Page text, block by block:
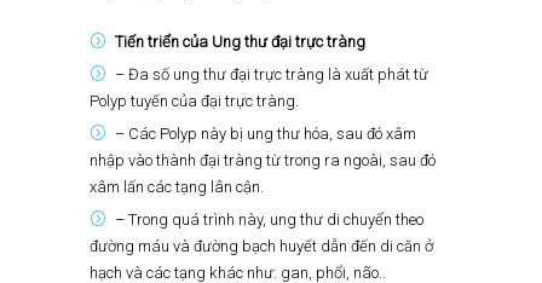
Tiến triển của Ung thư đại trực tràng
– Đa số ung thư đại trực tràng là xuất phát từ
Polyp tuyến của đại trực tràng.
– Các Polyp này bị ung thư hóa, sau đó xâm
nhập vào thành đại tràng từ trong ra ngoài, sau đó
xâm lấn các tạng lân cận.
– Trong quá trình này, ung thư di chuyển theo
đường máu và đường bạch huyết dẫn đến di căn ở
hạch và các tạng khác như: gan, phổi, não..